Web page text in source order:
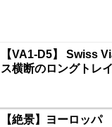
【VA1-D5】 Swiss
ス横断のロングトレ
【絶景】ヨーロッパ